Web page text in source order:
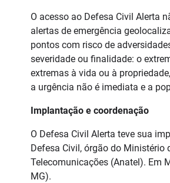
O acesso ao Defesa Civil Alerta
alertas de emergência
pontos com risco de
severidade ou finalidade: o
extremas à vida ou à
a urgência não é imediata e a
Implantação e coordenação
O Defesa Civil Alerta teve sua
Defesa Civil, órgão do Ministério
Telecomunicações (Anatel). Em
MG).